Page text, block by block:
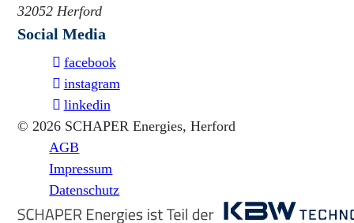
32052 Herford
Social Media
facebook
instagram
linkedin
© 2026 SCHAPER Energies, Herford
AGB
Impressum
Datenschutz